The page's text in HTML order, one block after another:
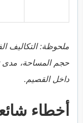
ملحوظة: التكاليف
حجم المساحة، مدى
داخل القصيم.
أخطاء